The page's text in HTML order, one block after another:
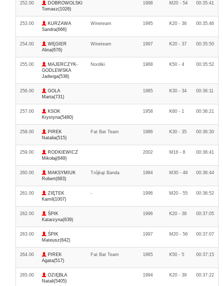
252.00
DOBROWOLSKI
Tomasz(1026)
1998 M20 - 54 00:35:41
253.00
KURZAWA
Sandra(666)
Wineteam 1995 K20 - 36 00:35:46
254.00
WĘGIER
Alina(676)
Wineteam 1997 K20 - 37 00:35:50
255.00
MAJERCZYK-
GODLEWSKA
Jadwiga(538)
Nordiki 1968 K50 - 4 00:35:52
256.00
GOLA
Marta(731)
1985 K30 - 34 00:36:11
257.00
KSOK
Krystyna(5480)
1958 K60 - 1 00:36:21
258.00
PIREK
Natalia(515)
Fat Bat Team 1986 K30 - 35 00:36:30
259.00
RODKIEWICZ
Mikołaj(649)
2002 M16 - 8 00:36:41
260.00
MAKSYMIUK
Robert(683)
Trójkąt Banda 1984 M30 - 49 00:36:44
261.00
ZIĘTEK
Kamil(1007)
- 1996 M20 - 55 00:36:52
262.00
ŚPIK
Katarzyna(639)
1996 K20 - 38 00:37:05
263.00
ŚPIK
Mateusz(642)
1997 M20 - 56 00:37:07
264.00
PIREK
Agata(517)
Fat Bat Team 1965 K50 - 5 00:37:15
265.00
OZIĘBŁA
Natali(5405)
1994 K20 - 39 00:37:22